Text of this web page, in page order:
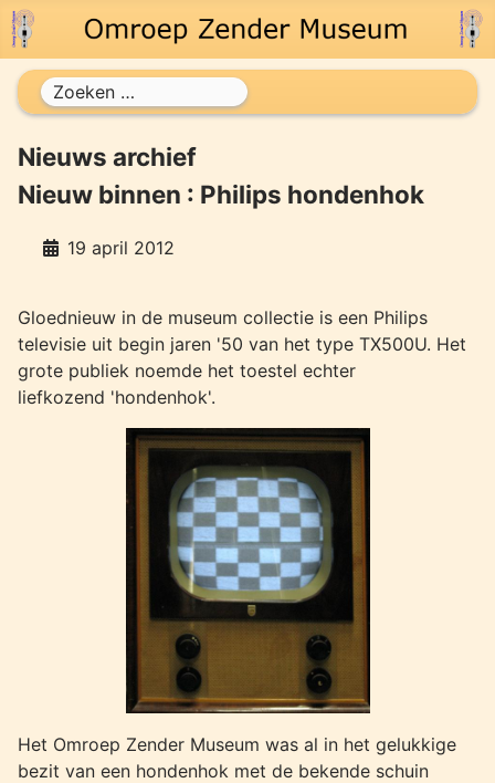
Zoeken
Nieuws archief
Nieuw binnen : Philips hondenhok
19 april 2012
Gloednieuw in de museum collectie is een Philips
televisie uit begin jaren '50 van het type TX500U. Het
grote publiek noemde het toestel echter
liefkozend 'hondenhok'.
Het Omroep Zender Museum was al in het gelukkige
bezit van een hondenhok met de bekende schuin